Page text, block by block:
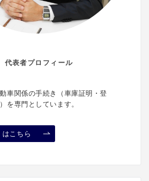
代表者プロフィール
車関係の手続き（車庫証明・登
を専門としています。
はこちら